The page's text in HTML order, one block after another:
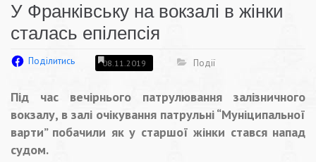
У Франківську на вокзалі в жінки
сталась епілепсія
Поділитись 08.11.2019 Події
Під час вечірнього патрулювання залізничного
вокзалу, в залі очікування патрульні “Муніципальної
варти” побачили як у старшої жінки стався напад
судом.